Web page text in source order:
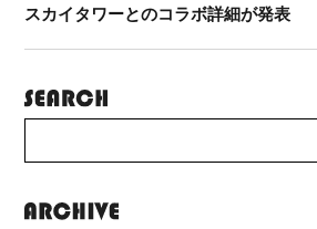
スカイタワーとのコラボ詳細が発表